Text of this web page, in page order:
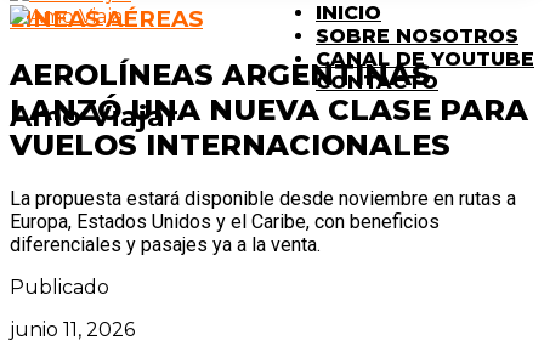
Amo Viajar
INICIO
SOBRE NOSOTROS
CANAL DE YOUTUBE
CONTACTO
LINEAS AÉREAS
AEROLÍNEAS ARGENTINAS
LANZÓ UNA NUEVA CLASE PARA
VUELOS INTERNACIONALES
La propuesta estará disponible desde noviembre en rutas a
Europa, Estados Unidos y el Caribe, con beneficios
diferenciales y pasajes ya a la venta.
Publicado
junio 11, 2026